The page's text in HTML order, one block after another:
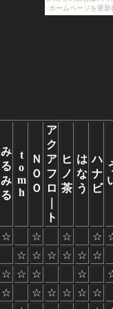
ホームページを更
み
る
み
る
t
o
m
h
Ｎ
Ｏ
Ｏ
ア
ク
ア
フ
ロ
ト
ヒ
ノ
茶
は
な
う
ハ
ナ
ビ
☆ ☆ ☆ ☆
☆ ☆ ☆ ☆ ☆ ☆
☆ ☆ ☆ ☆
☆ ☆ ☆ ☆ ☆ ☆